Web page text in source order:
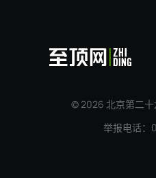
© 2026 北京第二十
举报电话：